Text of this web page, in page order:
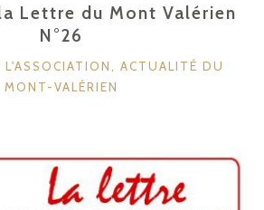
DU
1941 »
Lettre du Mont Valérien
N°26
, ACTUALITÉ DU
MONT-VALÉRIEN